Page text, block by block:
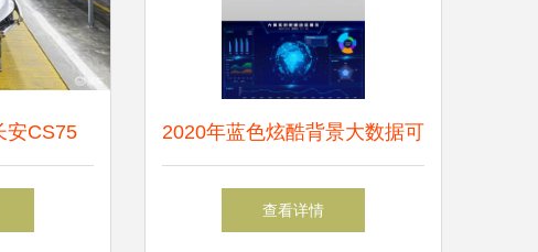
安CS75
三班倒全
2020年蓝色炫酷背景大数据可
视化 洞见未来的数字浪潮
查看详情